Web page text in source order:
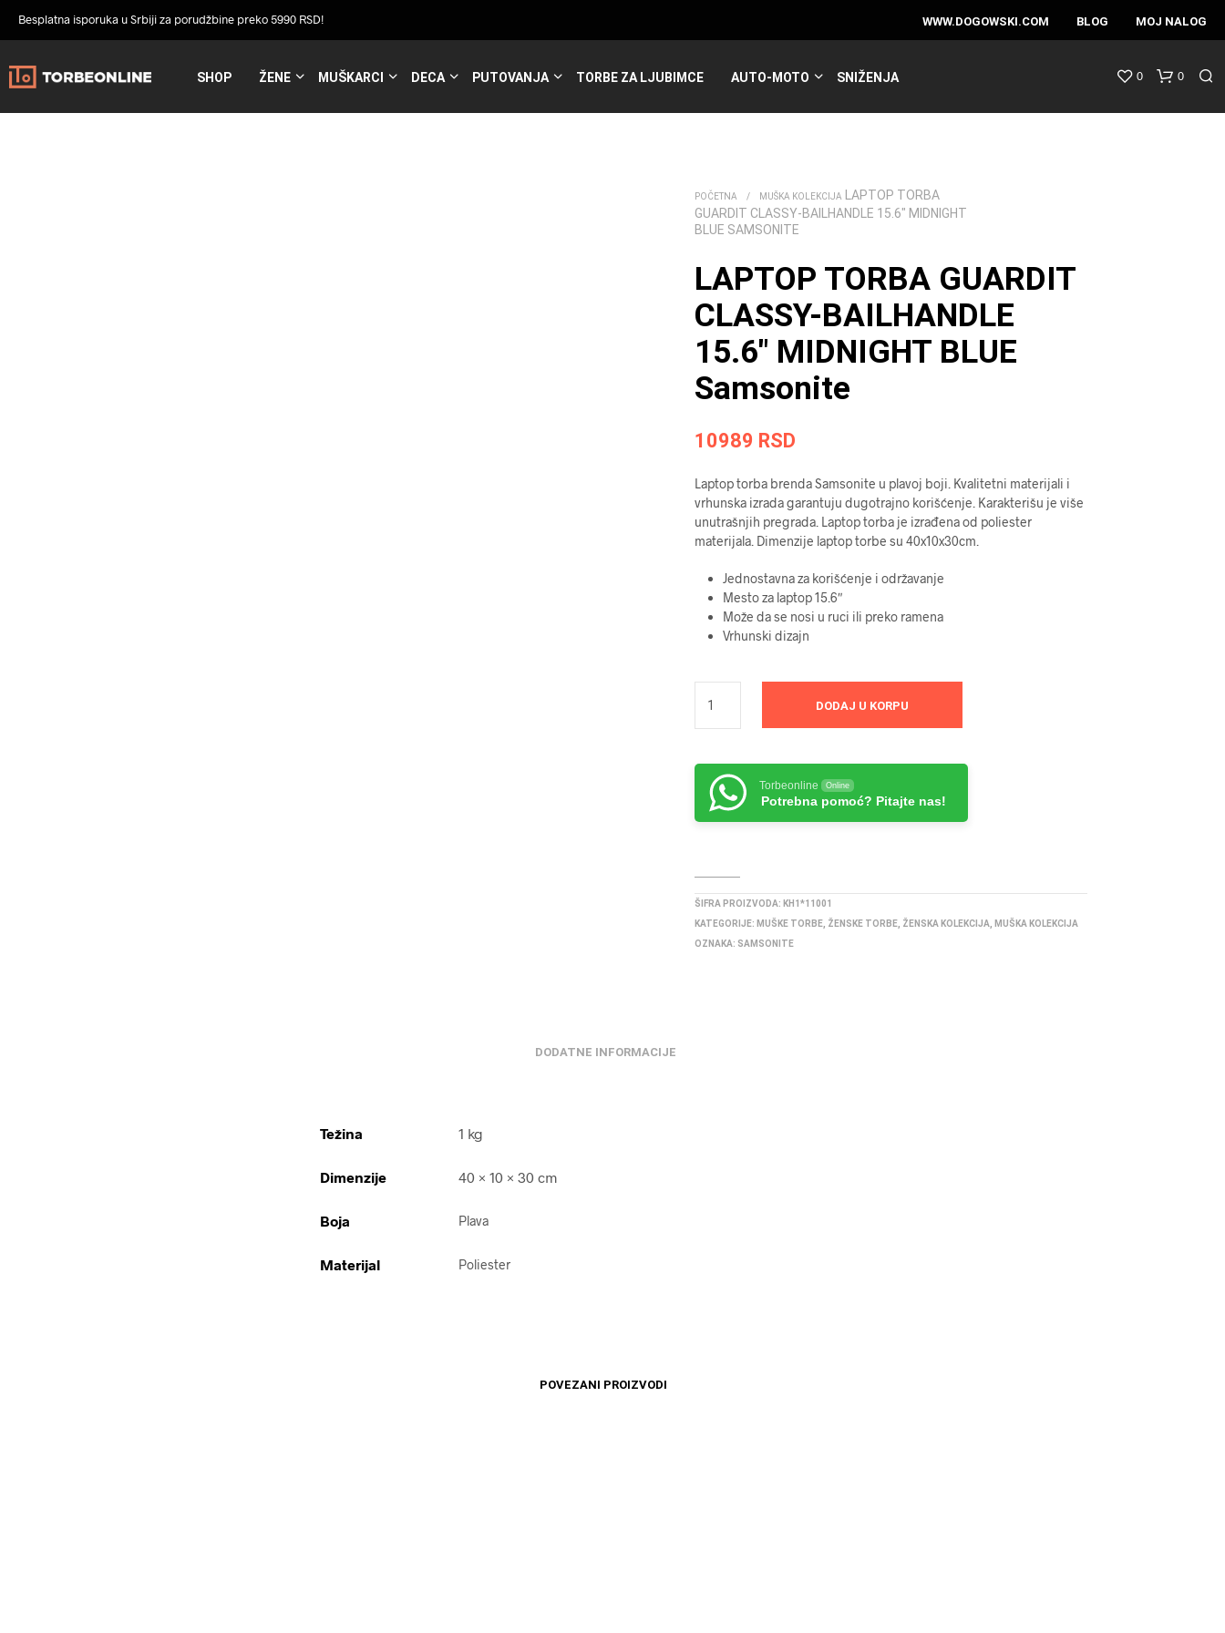
Besplatna isporuka u Srbiji za porudžbine preko 5990 RSD! WWW.DOGOWSKI.COM BLOG MOJ NALOG
SHOP ŽENE MUŠKARCI DECA PUTOVANJA TORBE ZA LJUBIMCE AUTO-MOTO SNIŽENJA 0 0
POČETNA / MUŠKA KOLEKCIJA
LAPTOP TORBA
GUARDIT CLASSY-BAILHANDLE 15.6″ MIDNIGHT
BLUE SAMSONITE
LAPTOP TORBA GUARDIT
CLASSY-BAILHANDLE
15.6″ MIDNIGHT BLUE
Samsonite
10989 RSD
Laptop torba brenda Samsonite u plavoj boji. Kvalitetni materijali i
vrhunska izrada garantuju dugotrajno korišćenje. Karakterišu je više
unutrašnjih pregrada. Laptop torba je izrađena od poliester
materijala. Dimenzije laptop torbe su 40x10x30cm.
Jednostavna za korišćenje i održavanje
Mesto za laptop 15.6″
Može da se nosi u ruci ili preko ramena
Vrhunski dizajn
DODAJ U KORPU
Torbeonline Online
Potrebna pomoć? Pitajte nas!
ŠIFRA PROIZVODA: KH1*11001
KATEGORIJE: MUŠKE TORBE ŽENSKE TORBE ŽENSKA KOLEKCIJA
MUŠKA KOLEKCIJA
OZNAKA: SAMSONITE
DODATNE INFORMACIJE
Težina 1 kg
Dimenzije 40 × 10 × 30 cm
Boja Plava
Materijal Poliester
POVEZANI PROIZVODI